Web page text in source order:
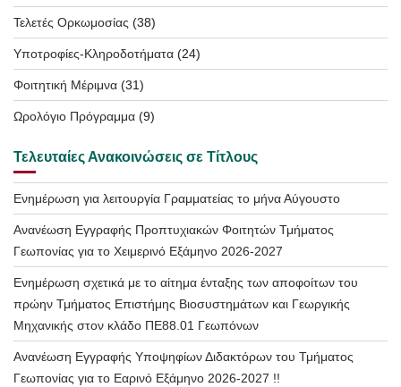
Τελετές Ορκωμοσίας (38)
Υποτροφίες-Κληροδοτήματα (24)
Φοιτητική Μέριμνα (31)
Ωρολόγιο Πρόγραμμα (9)
Τελευταίες Ανακοινώσεις σε Τίτλους
Ενημέρωση για λειτουργία Γραμματείας το μήνα Αύγουστο
Ανανέωση Εγγραφής Προπτυχιακών Φοιτητών Τμήματος
Γεωπονίας για το Χειμερινό Εξάμηνο 2026-2027
Ενημέρωση σχετικά με το αίτημα ένταξης των αποφοίτων του
πρώην Τμήματος Επιστήμης Βιοσυστημάτων και Γεωργικής
Μηχανικής στον κλάδο ΠΕ88.01 Γεωπόνων
Ανανέωση Εγγραφής Υποψηφίων Διδακτόρων του Τμήματος
Γεωπονίας για το Εαρινό Εξάμηνο 2026-2027 !!